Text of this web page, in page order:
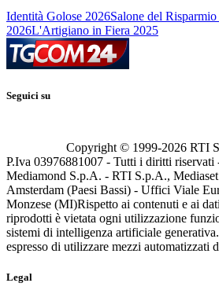
Identità Golose 2026Salone del
2026L'Artigiano in Fiera 2025
Seguici su
Copyright © 1999-2026 RTI
P.Iva 03976881007 - Tutti i diritti riservati
Mediamond S.p.A. - RTI S.p.A.,
Amsterdam (Paesi Bassi) - Uffici Viale
Monzese (MI)Rispetto ai contenuti e ai
riprodotti è vietata ogni utilizzazione
sistemi di intelligenza artificiale
espresso di utilizzare mezzi automatizzati
Legal